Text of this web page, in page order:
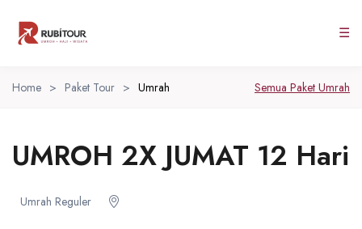
☰
Home > Paket Tour > Umrah Semua Paket Umrah
UMROH 2X JUMAT 12 Hari
Umrah Reguler